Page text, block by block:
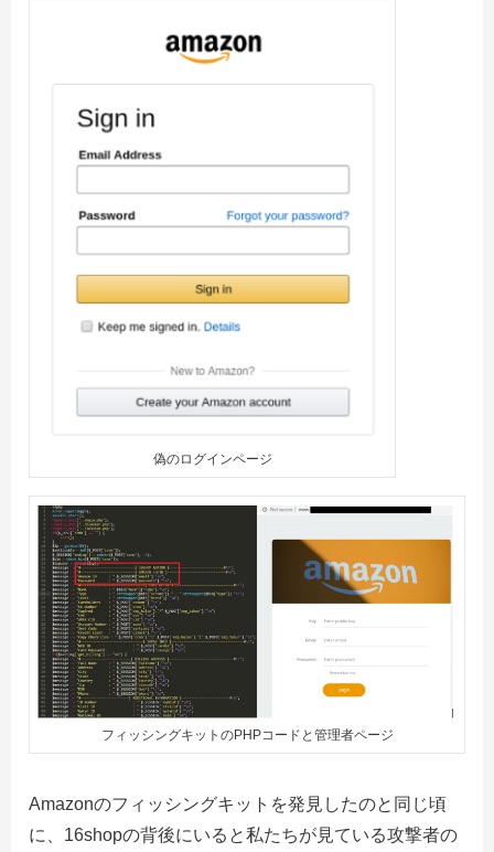
偽のログインページ
フィッシングキットのPHPコードと管理者ページ
Amazonのフィッシングキットを発見したのと同じ頃
に、16shopの背後にいると私たちが見ている攻撃者の